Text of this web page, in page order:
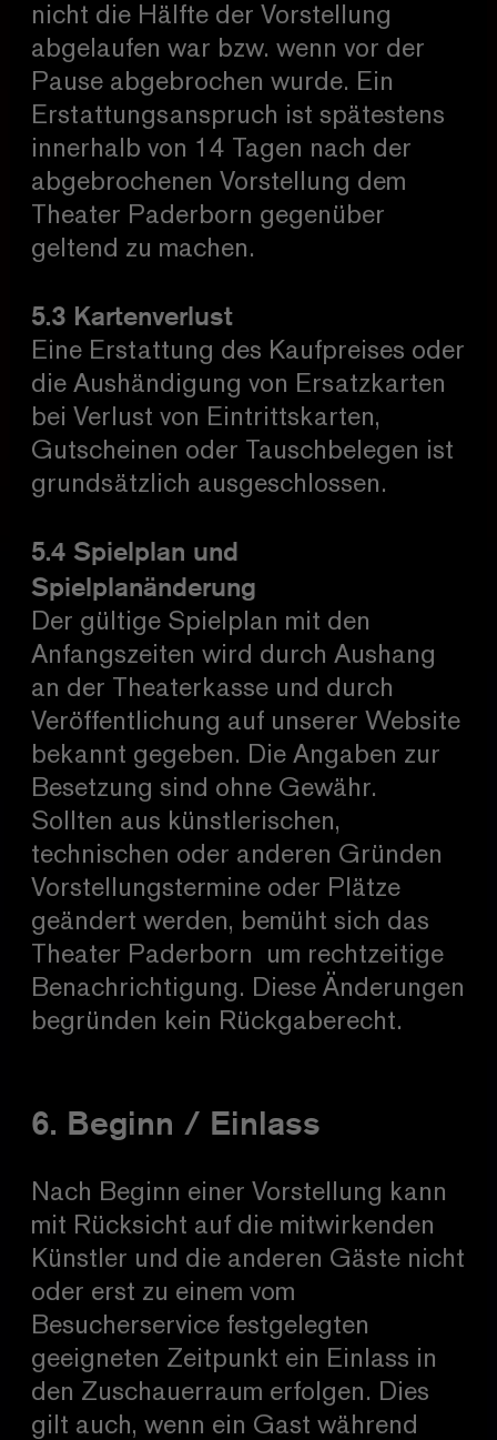
nicht die Hälfte der Vorstellung
abgelaufen war bzw. wenn vor der
Pause abgebrochen wurde. Ein
Erstattungsanspruch ist spätestens
innerhalb von 14 Tagen nach der
abgebrochenen Vorstellung dem
Theater Paderborn gegenüber
geltend zu machen.
5.3 Kartenverlust
Eine Erstattung des Kaufpreises oder
die Aushändigung von Ersatzkarten
bei Verlust von Eintrittskarten,
Gutscheinen oder Tauschbelegen ist
grundsätzlich ausgeschlossen.
5.4 Spielplan und
Spielplanänderung
Der gültige Spielplan mit den
Anfangszeiten wird durch Aushang
an der Theaterkasse und durch
Veröffentlichung auf unserer Website
bekannt gegeben. Die Angaben zur
Besetzung sind ohne Gewähr.
Sollten aus künstlerischen,
technischen oder anderen Gründen
Vorstellungstermine oder Plätze
geändert werden, bemüht sich das
Theater Paderborn um rechtzeitige
Benachrichtigung. Diese Änderungen
begründen kein Rückgaberecht.
6. Beginn / Einlass
Nach Beginn einer Vorstellung kann
mit Rücksicht auf die mitwirkenden
Künstler und die anderen Gäste nicht
oder erst zu einem vom
Besucherservice festgelegten
geeigneten Zeitpunkt ein Einlass in
den Zuschauerraum erfolgen. Dies
gilt auch, wenn ein Gast während